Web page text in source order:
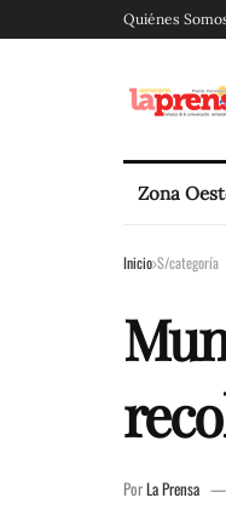
Quiénes
Zona
Inicio S/categoría
PorLa Prensa